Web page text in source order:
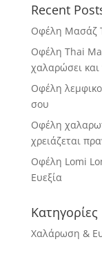
Recent
Οφέλη Μασάζ
Οφέλη Thai
χαλαρώσει και
Οφέλη
σου
Οφέλη
χρειάζεται
Οφέλη Lomi
Ευεξία
Κατηγορίες
Χαλάρωση &